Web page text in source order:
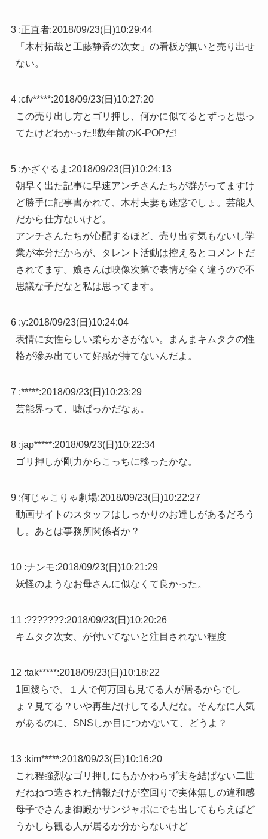
3 :正直者:2018/09/23(日)10:29:44
「木村拓哉と工藤静香の次女」の看板が無いと売り出せ
ない。
4 :cfv*****:2018/09/23(日)10:27:20
この売り出し方とゴリ押し、何かに似てるとずっと思っ
てたけどわかった!!数年前のK-POPだ!
5 :かざぐるま :2018/09/23(日)10:24:13
朝早く出た記事に早速アンチさんたちが群がってますけ
ど勝手に記事書かれて、木村夫妻も迷惑でしょ。芸能人
だから仕方ないけど。
アンチさんたちが心配するほど、売り出す気もないし学
業が本分だからが、タレント活動は控えるとコメントだ
されてます。娘さんは映像次第で表情が全く違うので不
思議な子だなと私は思ってます。
6 :y:2018/09/23(日)10:24:04
表情に女性らしい柔らかさがない。まんまキムタクの性
格が滲み出ていて好感が持てないんだよ。
7 :*****:2018/09/23(日)10:23:29
芸能界って、嘘ばっかだなぁ。
8 :jap*****:2018/09/23(日)10:22:34
ゴリ押しが剛力からこっちに移ったかな。
9 :何じゃこりゃ劇場:2018/09/23(日)10:22:27
動画サイトのスタッフはしっかりのお達しがあるだろう
し。あとは事務所関係者か？
10 :ナンモ:2018/09/23(日)10:21:29
妖怪のようなお母さんに似なくて良かった。
11 :???????:2018/09/23(日)10:20:26
キムタク次女、が付いてないと注目されない程度
12 :tak*****:2018/09/23(日)10:18:22
1回幾らで、１人で何万回も見てる人が居るからでし
ょ？見てる？いや再生だけしてる人だな。そんなに人気
があるのに、SNSしか目につかないて、どうよ？
13 :kim*****:2018/09/23(日)10:16:20
これ程強烈なゴリ押しにもかかわらず実を結ばない二世
だねねつ造された情報だけが空回りで実体無しの違和感
母子でさんま御殿かサンジャポにでも出してもらえばど
うかしら観る人が居るか分からないけど